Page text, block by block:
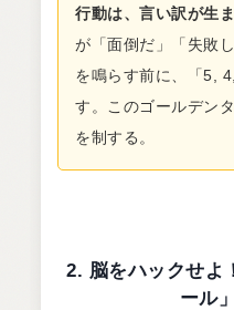
行動は、言い訳が生
が「面倒だ」「失敗
を鳴らす前に、「5,
す。このゴールデン
を制する。
2. 脳をハックせよ
ール